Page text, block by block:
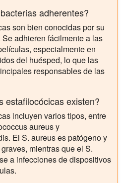
adherentes?
son bien conocidas por su
adhieren fácilmente a las
especialmente en
del huésped, lo que las
responsables de las
estafilocócicas existen?
incluyen varios tipos, entre
aureus y
El S. aureus es patógeno y
mientras que el S.
a infecciones de dispositivos